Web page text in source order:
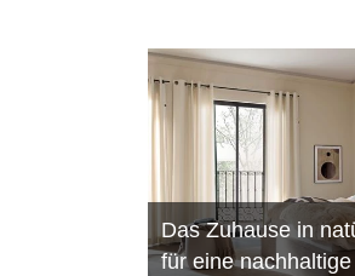
Das Zuhause in
für eine